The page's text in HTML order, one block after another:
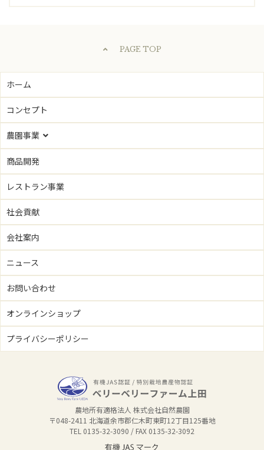
PAGE TOP
ホーム
コンセプト
農園事業
農園事業トップ
ブルーベリー
ラズベリー
シーベリー
ボイセンベリー
プルーン
サクランボ
商品開発
レストラン事業
社会貢献
会社案内
ニュース
お問い合わせ
オンラインショップ
プライバシーポリシー
農地所有適格法人 株式会社自然農園
〒048-2411 北海道余市郡仁木町東町12丁目125番地
TEL 0135-32-3090 / FAX 0135-32-3092